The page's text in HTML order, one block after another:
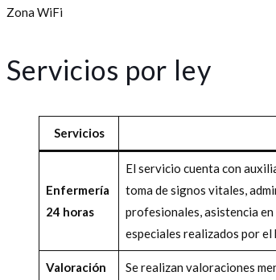
Zona WiFi
Servicios por ley
Servicios
Enfermería
24 horas
El servicio cuenta con
toma de signos vitales,
profesionales, asistencia
especiales realizados por el
Valoración
Se realizan valoraciones